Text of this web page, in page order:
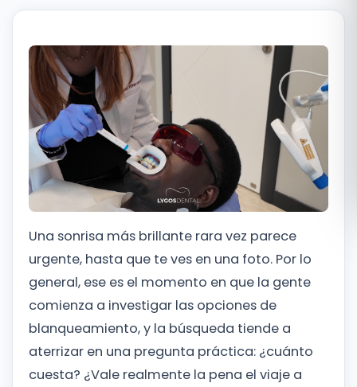
Български
Română
Русский
Una sonrisa más brillante rara vez parece
urgente, hasta que te ves en una foto. Por lo
general, ese es el momento en que la gente
comienza a investigar las opciones de
blanqueamiento, y la búsqueda tiende a
aterrizar en una pregunta práctica: ¿cuánto
cuesta? ¿Vale realmente la pena el viaje a